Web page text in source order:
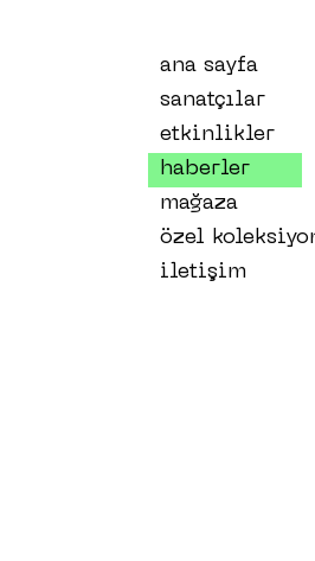
ana sayfa
sanatçılar
etkinlikler
haberler
mağaza
özel
iletişim